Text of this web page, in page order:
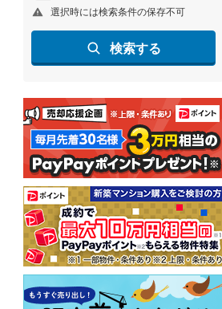
選択時には検索条件の保存不可
検索する